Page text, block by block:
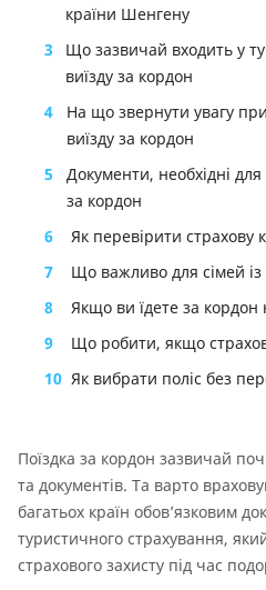
країни Шенгену
3
Що зазвичай входить у
виїзду за кордон
4
На що звернути увагу
виїзду за кордон
5
Документи, необхідні
за кордон
6
Як перевірити страхову
7
Що важливо для сімей із
8
Якщо ви їдете за кордон
9
Що робити, якщо
10 Як вибрати поліс без
Поїздка за кордон зазвичай
та документів. Та варто
багатьох країн обов’язковим
туристичного страхування,
страхового захисту під час